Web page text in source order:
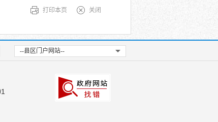
打印本页 关闭
--县区门户网站--